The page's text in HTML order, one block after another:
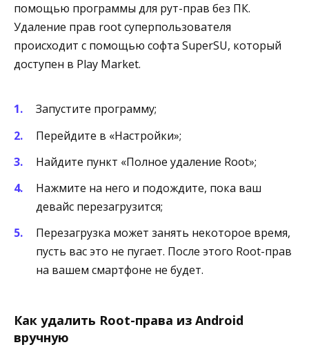
помощью программы для рут-прав без ПК.
Удаление прав root суперпользователя
происходит с помощью софта SuperSU, который
доступен в Play Market.
Запустите программу;
Перейдите в «Настройки»;
Найдите пункт «Полное удаление Root»;
Нажмите на него и подождите, пока ваш
девайс перезагрузится;
Перезагрузка может занять некоторое время,
пусть вас это не пугает. После этого Root-прав
на вашем смартфоне не будет.
Как удалить Root-права из Android
вручную